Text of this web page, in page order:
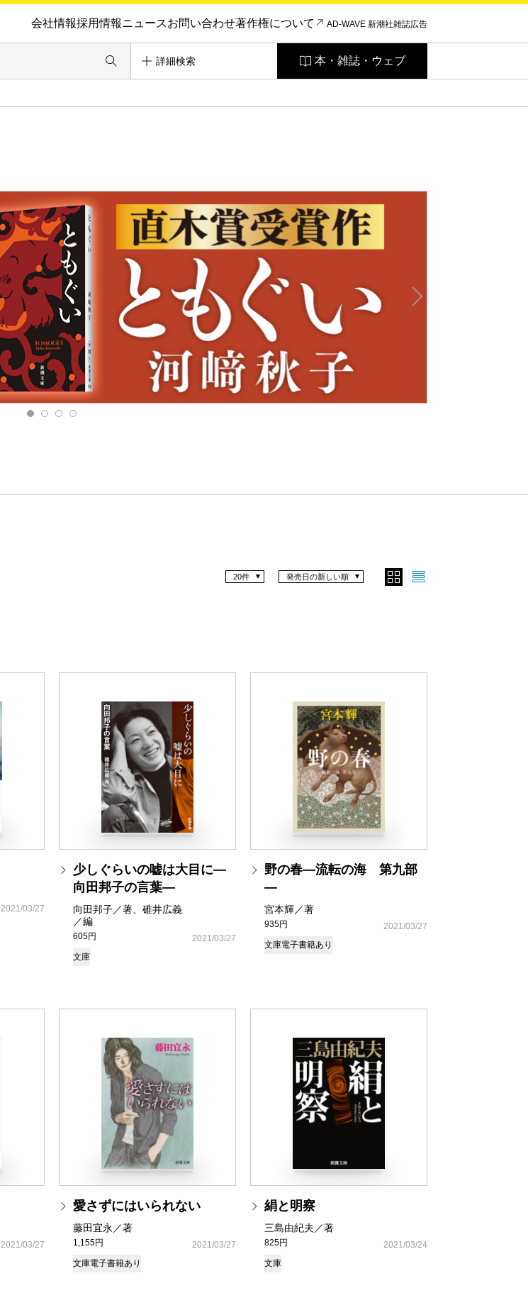
会社情報採用情報ニュースお問い合わせ著作権について AD-WAVE 新潮社雑誌広告
詳細検索 本・雑誌・ウェブ
発売日の新しい順
20件
2021/03/27
少しぐらいの嘘は大目に―
向田邦子の言葉―
向田邦子／著、碓井広義
／編
605円
2021/03/27
文庫
野の春―流転の海 第九部
―
宮本輝／著
935円
2021/03/27
文庫電子書籍あり
2021/03/27
愛さずにはいられない
藤田宜永／著
1,155円
2021/03/27
文庫電子書籍あり
絹と明察
三島由紀夫／著
825円
2021/03/24
文庫